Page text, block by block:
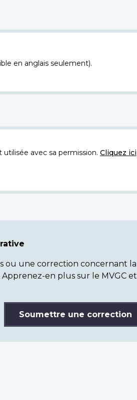
en anglais seulement).
avec sa permission. Cliquez ici
ou une correction concernant la
en plus sur le MVGC et
Soumettre une correction